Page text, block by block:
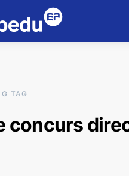
TAG
concurs